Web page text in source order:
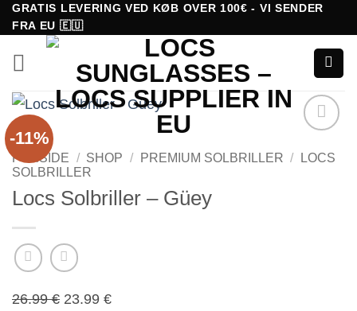
Fortsæt
til
indhold
GRATIS LEVERING VED KØB OVER 100€ - VI SENDER
FRA EU 🇪🇺
-11%
ønskeliste!
FORSIDE / SHOP / PREMIUM SOLBRILLER /
LOCS
SOLBRILLER
Locs Solbriller – Güey
26.99€ Den
23.99 €Den